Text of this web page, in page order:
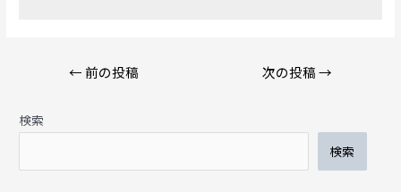
ゲ
シ
← 前の投稿 次の投稿→
検索
検索